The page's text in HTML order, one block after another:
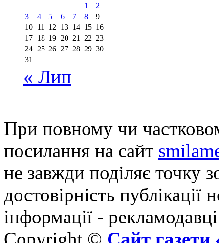
1
2
3
4 5 6 7 8
9
10 11 12 13 14 15 16
17 18 19 20 21 22 23
24 25 26 27 28 29 30
31
« Лип
При повному чи
посилання на сайт
не завжди поділяє точку
достовірність публікації
інформації -